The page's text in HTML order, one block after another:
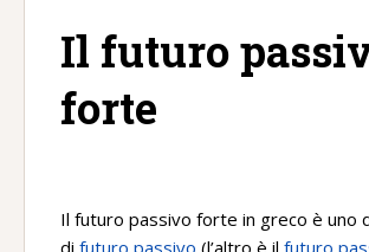
Il futuro
forte
Il futuro passivo forte in greco è uno
di futuro passivo (l’altro è il futuro